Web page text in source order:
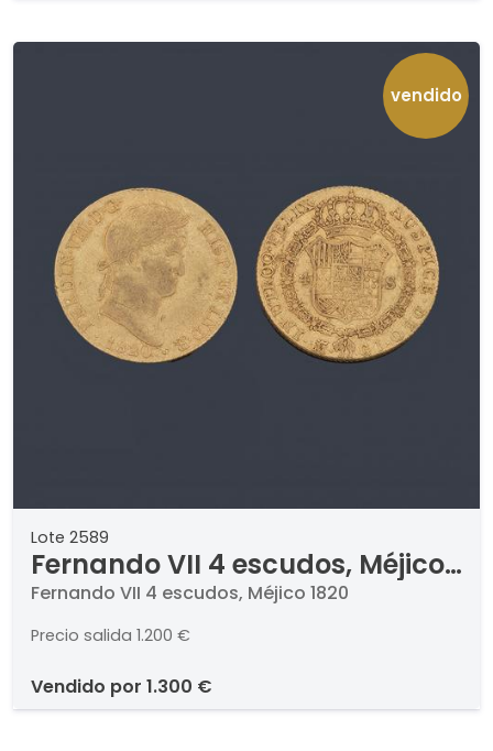
vendido
Lote 2589
Fernando VII 4 escudos, Méjico
1820
Fernando VII 4 escudos, Méjico 1820
Precio salida 1.200 €
vendido por 1.300 €